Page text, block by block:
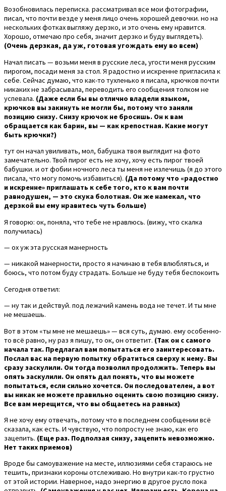
Возобновилась переписка. рассматривал все мои фотографии,
писал, что почти везде у меня лицо очень хорошей девочки. но на
нескольких фотках выгляжу дерзко, и это очень ему нравится.
Хорошо, отмечаю про себя, значит дерзко и буду выглядеть).
(Очень дерзкая, да уж, готовая угождать ему во всем)
Начал писать — возьми меня в русские леса, угости меня русским
пирогом, посади меня за стол. Я радостно и искренне пригласила к
себе. Сейчас думаю, что как-то тухленько я писала, крючков почти
никаких не забрасывала, переводить его сообщения толком не
успевала. (Даже если бы вы отлично владели языком,
крючков вы закинуть не могли бы, потому что заняли
позицию снизу. Снизу крючок не бросишь. Он к вам
обращается как барин, вы — как крепостная. Какие могут
быть крючки?)
тут он начал увиливать, мол, бабушка твоя выглядит на фото
замечательно. Твой пирог есть не хочу, хочу есть пирог твоей
бабушки. и от фобии ночного леса ты меня не излечишь (я до этого
писала, что могу помочь избавиться). (Да потому что «радостно
и искренне» приглашать к себе того, кто к вам почти
равнодушен, — это скука болотная. Он же намекал, что
дерзкой вы ему нравитесь чуть больше)
Я говорю: ок, поняла, что тебе не нравлюсь. (вижу, что скалка
получилась)
— ох уж эта русская манерность
— никакой манерности, просто я начинаю в тебя влюбляться, и
боюсь, что потом буду страдать. Больше не буду тебя беспокоить
Сегодня ответил:
— ну так и действуй. под лежачий камень вода не течет. И ты мне
не мешаешь.
Вот в этом «ты мне не мешаешь» — вся суть, думаю. ему особенно-
то всё равно, ну раз я пишу, то ок, он ответит. (Так он с самого
начала так. Предлагал вам попытаться его заинтересовать.
Послал вас на первую попытку обратиться сверху к нему. Вы
сразу заскулили. Он тогда позволил продолжить. Теперь вы
опять заскулили. Он опять дал понять, что вы можете
попытаться, если сильно хочется. Он последователен, а вот
вы никак не можете правильно оценить свою позицию снизу.
Все вам мерещится, что вы общаетесь на равных)
Я не хочу ему отвечать, потому что в последнем сообщении всё
сказала, как есть. И чувствую, что попросту не знаю, как его
зацепить. (Еще раз. Подползая снизу, зацепить невозможно.
Нет таких приемов)
Вроде бы самоуважение на месте, иллюзиями себя стараюсь не
тешить, признаки короны отслеживаю. Но внутри как-то грустно
от этой истории. Наверное, надо энергию в другое русло пока